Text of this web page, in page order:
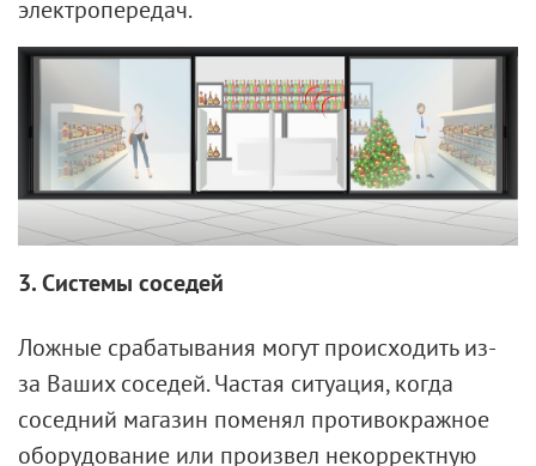
электропередач.
3. Системы соседей
Ложные срабатывания могут происходить из-
за Ваших соседей. Частая ситуация, когда
соседний магазин поменял противокражное
оборудование или произвел некорректную